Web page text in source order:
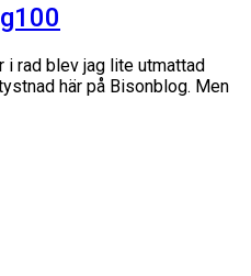
i rad blev jag lite utmattad
här på Bisonblog. Men